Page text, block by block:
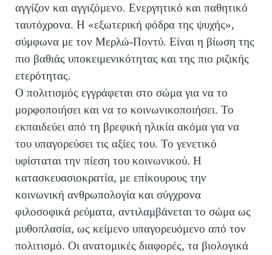
αγγίζον και αγγιζόμενο. Ενεργητικό και παθητικό
ταυτόχρονα. Η «εξωτερική φόδρα της ψυχής»,
σύμφωνα με τον Μερλώ-Ποντύ. Είναι η βίωση της
πιο βαθιάς υποκειμενικότητας και της πιο ριζικής
ετερότητας.
Ο πολιτισμός εγγράφεται στο σώμα για να το
μορφοποιήσει και να το κοινωνικοποιήσει. Το
εκπαιδεύει από τη βρεφική ηλικία ακόμα για να
του υπαγορεύσει τις αξίες του. Το γενετικό
υφίσταται την πίεση του κοινωνικού. Η
κατασκευασιοκρατία, με επίκουρους την
κοινωνική ανθρωπολογία και σύγχρονα
φιλοσοφικά ρεύματα, αντιλαμβάνεται το σώμα ως
μυθοπλασία, ως κείμενο υπαγορευόμενο από τον
πολιτισμό. Οι ανατομικές διαφορές, τα βιολογικά